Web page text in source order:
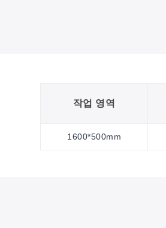
작업 영역
1600*500mm